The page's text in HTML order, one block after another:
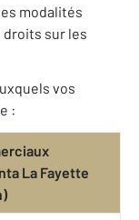
modalités
droits sur les
vos
:
La Fayette